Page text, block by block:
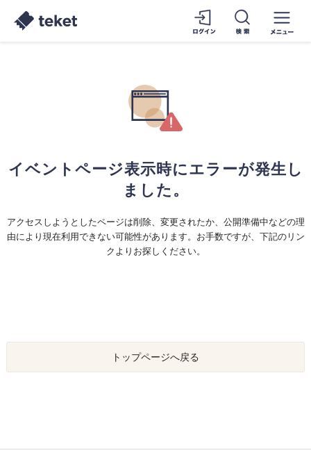
イベントページ表示時にエラーが発生し
ました。
アクセスしようとしたページは削除、変更されたか、公開準備中などの理
由により現在利用できない可能性があります。お手数ですが、下記のリン
クよりお探しください。
トップページへ戻る